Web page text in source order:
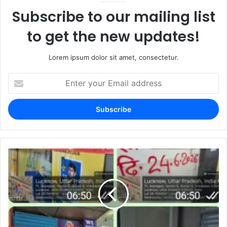
Subscribe to our mailing list
to get the new updates!
Lorem ipsum dolor sit amet, consectetur.